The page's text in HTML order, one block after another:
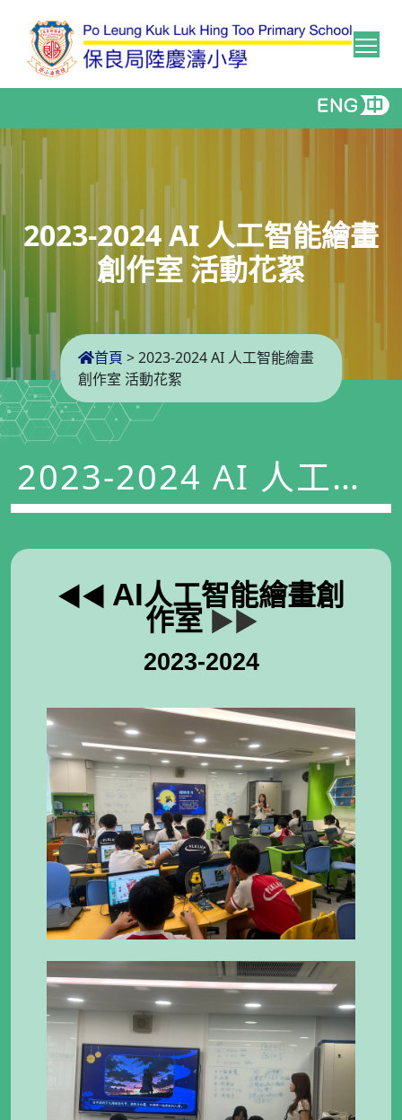
2023-2024 AI 人工智能繪畫
創作室 活動花絮
首頁 >2023-2024 AI 人工智能繪畫
創作室 活動花絮
2023-2024 AI 人工智
能繪畫創作室 活動花
絮
◀︎◀︎ AI人工智能繪畫創
作室▶▶
2023-2024
.